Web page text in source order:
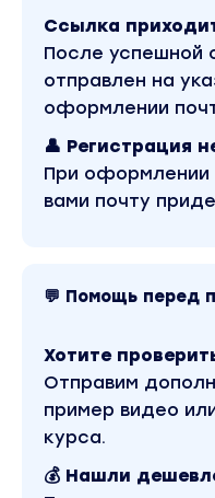
Поддержка в чате /
- Система торговли
- Основные средства
стоп и тейк
- Дневник сделок в Exel
- Торговля на
Контрольное
материалаТеория /
- Закрепление
Поддержка в чате /
- Торговля на
Риск-
Практика
- Основные понятия
- Таблица для
Психология
Ссылка
После успешной
отправлен на
оформлении
👤 Регистрация
При оформлении
вами почту
💬 Помощь перед
Хотите
Отправим
пример видео
курса.
💰 Нашли